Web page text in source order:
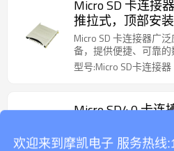
Micro SD 卡连接
推拉式，顶部安
1.60mm，支持定
Micro SD 卡连接器广
备，提供便捷、可靠的
型号:Micro SD卡连接
Micro SD4.0 卡
Micro SD 卡连接器广
欢迎来到摩凯电子 服务热线